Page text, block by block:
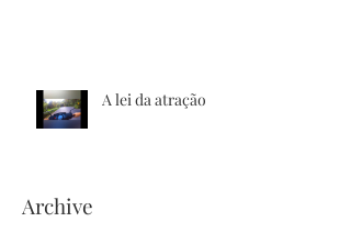
A lei da atração
Archive